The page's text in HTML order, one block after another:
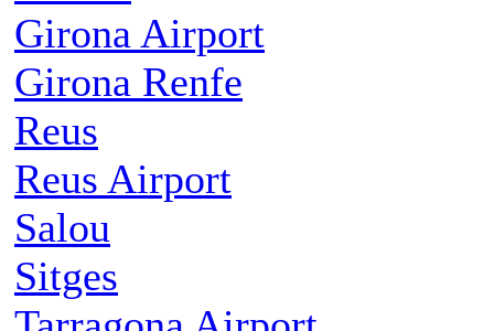
Girona Airport
Girona Renfe
Reus
Reus Airport
Salou
Sitges